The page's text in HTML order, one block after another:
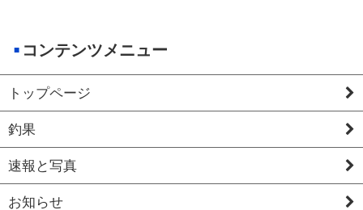
コンテンツメニュー
トップページ
釣果
速報と写真
お知らせ